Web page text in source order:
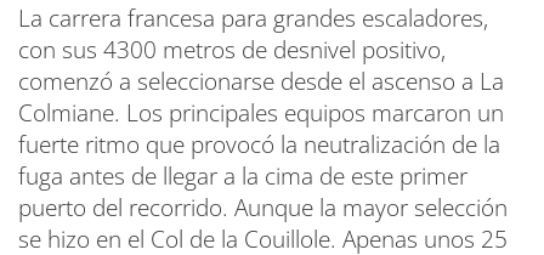
La carrera francesa para grandes escaladores,
con sus 4300 metros de desnivel positivo,
comenzó a seleccionarse desde el ascenso a La
Colmiane. Los principales equipos marcaron un
fuerte ritmo que provocó la neutralización de la
fuga antes de llegar a la cima de este primer
puerto del recorrido. Aunque la mayor selección
se hizo en el Col de la Couillole. Apenas unos 25